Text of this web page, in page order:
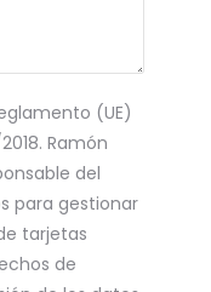
(UE)
Ramón
del
para gestionar
tarjetas
de